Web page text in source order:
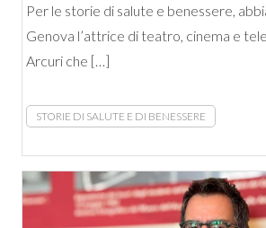
Per le storie di salute e benessere,
Genova l’attrice di teatro, cinema e
Arcuri che […]
STORIE DI SALUTE E DI BENESSERE